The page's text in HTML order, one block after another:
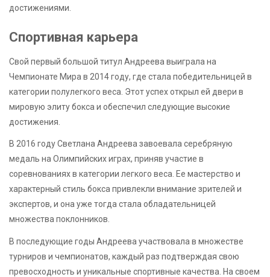
достижениями.
Спортивная карьера
Свой первый большой титул Андреева выиграла на
Чемпионате Мира в 2014 году, где стала победительницей в
категории полулегкого веса. Этот успех открыл ей двери в
мировую элиту бокса и обеспечил следующие высокие
достижения.
В 2016 году Светлана Андреева завоевала серебряную
медаль на Олимпийских играх, приняв участие в
соревнованиях в категории легкого веса. Ее мастерство и
характерный стиль бокса привлекли внимание зрителей и
экспертов, и она уже тогда стала обладательницей
множества поклонников.
В последующие годы Андреева участвовала в множестве
турниров и чемпионатов, каждый раз подтверждая свою
превосходность и уникальные спортивные качества. На своем